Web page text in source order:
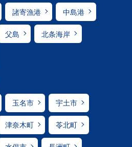
諸寄漁港 中島港
父島 北条海岸
玉名市 宇土市
津奈木町 苓北町